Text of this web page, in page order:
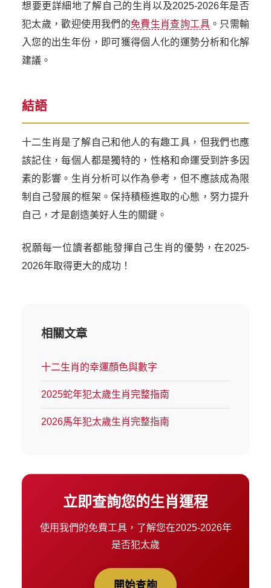
想要更詳細地了解自己的生肖以及2025-2026年是否
犯太歲，歡迎使用我們的免費生肖查詢工具。只需輸
入您的出生年份，即可獲得個人化的運勢分析和化解
建議。
結語
十二生肖是了解自己和他人的有趣工具，但我們也應
該記住，每個人都是獨特的，性格和命運受到許多因
素的影響。生肖分析可以作為參考，但不應該成為限
制自己發展的框架。保持積極進取的心態，努力提升
自己，才是創造美好人生的關鍵。
祝願每一位讀者都能發揮自己生肖的優勢，在2025-
2026年取得更大的成功！
相關文章
十二生肖的幸運顏色與數字
2025蛇年犯太歲生肖完整指南
2026馬年犯太歲生肖完整指南
立即查詢您的生肖運程
使用我們的免費工具，了解您在2025-2026年
是否犯太歲
開始查詢